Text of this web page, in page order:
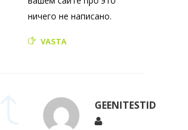
ничего не написано.
VASTA
GEENITESTID